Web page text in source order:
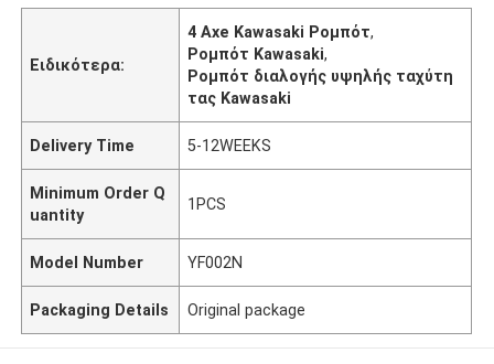
Ειδικότερα:
4 Axe Kawasaki Ρομπότ,
Ρομπότ Kawasaki,
Ρομπότ διαλογής υψηλής ταχύτη
τας Kawasaki
Delivery Time 5-12WEEKS
Minimum Order Q
uantity
1PCS
Model Number YF002N
Packaging Details Original package